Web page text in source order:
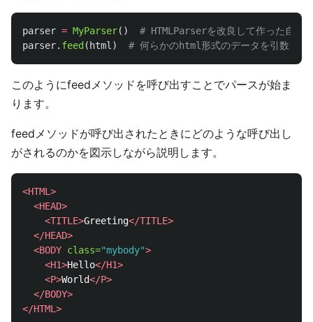
parser = MyParser()
parser. feed ( html )
このようにfeedメソッドを呼び出すことでパースが始ま
ります。
feedメソッドが呼び出されたときにどのような呼び出し
がされるのかを図示しながら説明します。
<HTML>
<HEAD>
<TITLE>Greeting</TITLE>
</HEAD>
<BODY class="mybody">
<H1>Hello</H1>
<P>World</P>
</BODY>
</HTML>